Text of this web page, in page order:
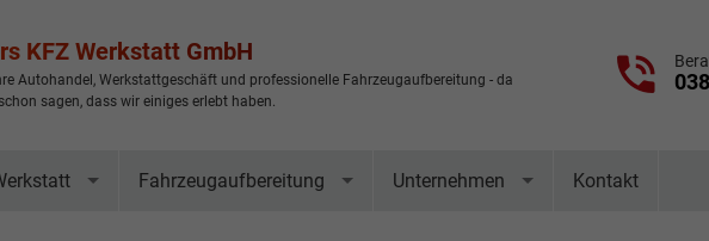
KFZ Werkstatt GmbH
Autohandel, Werkstattgeschäft und professionelle Fahrzeugaufbereitung - da
sagen, dass wir einiges erlebt haben.
Fahrzeugaufbereitung Unternehmen Kontakt